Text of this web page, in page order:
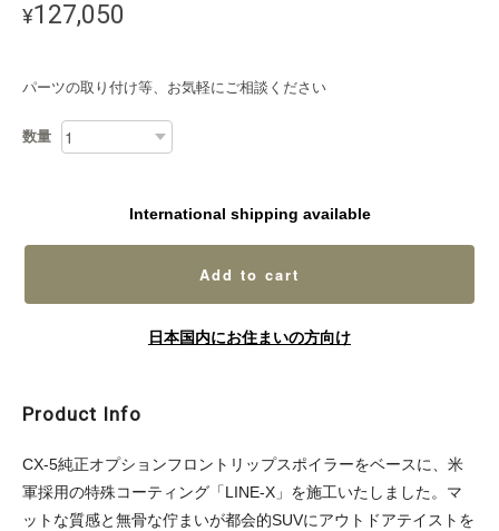
¥127,050
パーツの取り付け等、お気軽にご相談ください
数量
International shipping available
Add to cart
日本国内にお住まいの方向け
Product Info
CX-5純正オプションフロントリップスポイラーをベースに、米
軍採用の特殊コーティング「LINE-X」を施工いたしました。マ
ットな質感と無骨な佇まいが都会的SUVにアウトドアテイストを